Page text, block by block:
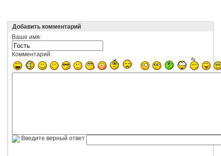
Добавить комментарий
Ваше имя:
Комментарий:
Введите верный ответ